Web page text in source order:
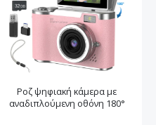
Ροζ ψηφιακή κάμερα με
αναδιπλούμενη οθόνη 180°